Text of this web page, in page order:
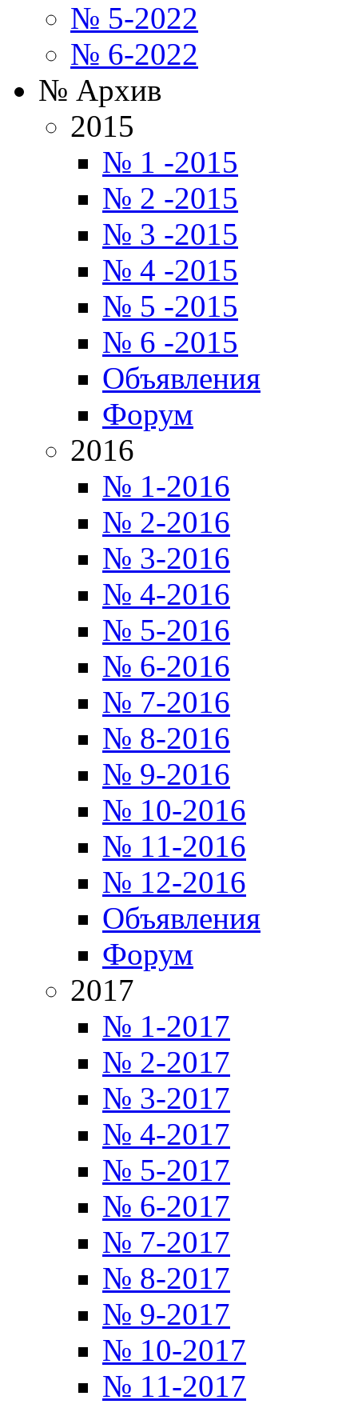
№ 5-2022
№ 6-2022
№ Архив
2015
№ 1 -2015
№ 2 -2015
№ 3 -2015
№ 4 -2015
№ 5 -2015
№ 6 -2015
Объявления
Форум
2016
№ 1-2016
№ 2-2016
№ 3-2016
№ 4-2016
№ 5-2016
№ 6-2016
№ 7-2016
№ 8-2016
№ 9-2016
№ 10-2016
№ 11-2016
№ 12-2016
Объявления
Форум
2017
№ 1-2017
№ 2-2017
№ 3-2017
№ 4-2017
№ 5-2017
№ 6-2017
№ 7-2017
№ 8-2017
№ 9-2017
№ 10-2017
№ 11-2017